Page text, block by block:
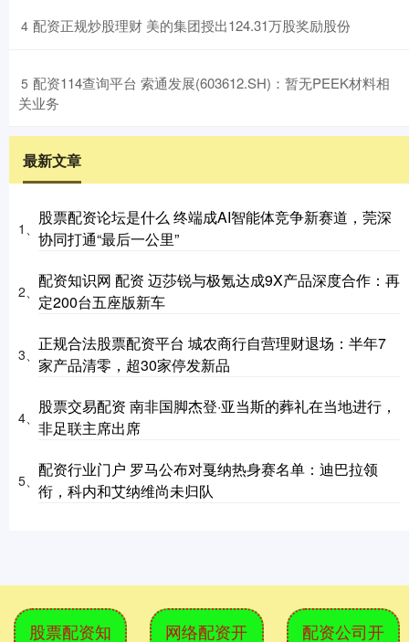
4 ​配资正规炒股理财 美的集团授出124.31万股奖励股份
5 ​配资114查询平台 索通发展(603612.SH)：暂无PEEK材料相
关业务
最新文章
1、
股票配资论坛是什么 终端成AI智能体竞争新赛道，莞深
协同打通“最后一公里”
2、
配资知识网 配资 迈莎锐与极氪达成9X产品深度合作：再
定200台五座版新车
3、
正规合法股票配资平台 城农商行自营理财退场：半年7
家产品清零，超30家停发新品
4、
股票交易配资 南非国脚杰登·亚当斯的葬礼在当地进行，
非足联主席出席
5、
配资行业门户 罗马公布对戛纳热身赛名单：迪巴拉领
衔，科内和艾纳维尚未归队
股票配资知 网络配资开 配资公司开